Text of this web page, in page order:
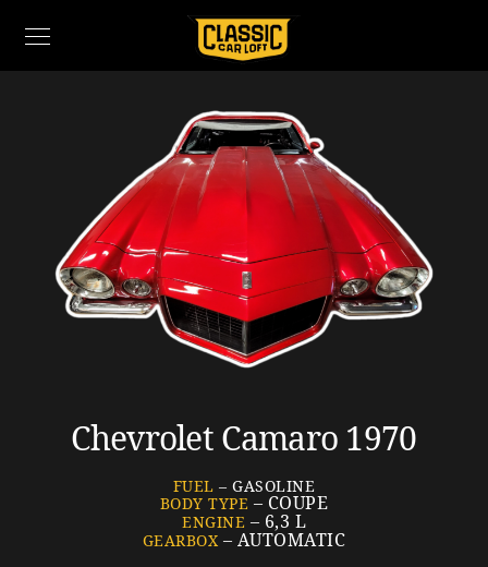
Chevrolet Camaro 1970
FUEL– GASOLINE
BODY TYPE – COUPE
ENGINE – 6,3 L
GEARBOX – AUTOMATIC